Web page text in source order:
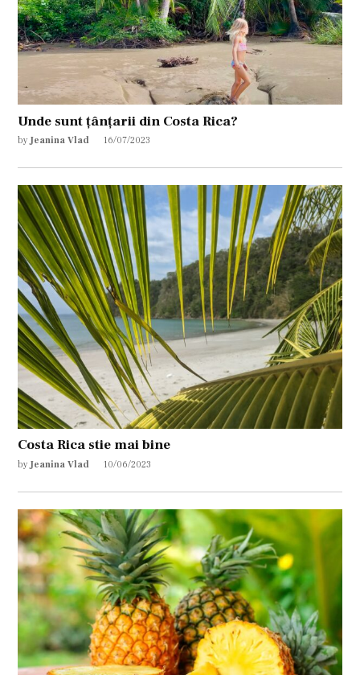
Unde sunt țânțarii din Costa Rica?
by Jeanina Vlad 16/07/2023
Costa Rica stie mai bine
by Jeanina Vlad 10/06/2023